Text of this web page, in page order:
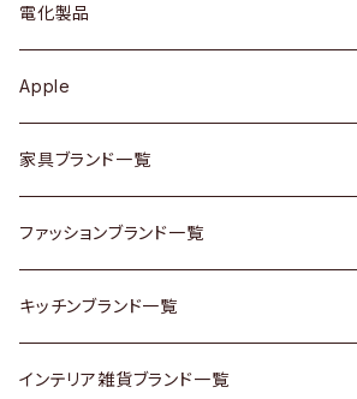
キュリオケース / 飾り棚
カップボード / 食器棚
チェスト
その他家具
Vintageヴィンテージ / Antiqueアンティーク
Designers / デザイナーズ
ワンピース
ボトムス
靴
スカーフ
腕時計
Vintage / ヴィンテージ
ケトル / ティーポット
鍋 / フライパン
Vintage / ヴィンテージ
銀製品
和物 / 作家物
その他キッチン雑貨
ギター
ベース
その他楽器
電化製品
Apple
家具ブランド一覧
ACME Furniture / アクメ ファニチャー
ACTUS / アクタス
arflex / アルフレックス
ファッションブランド一覧
agnes b / アニエス ベー
BALLY / バリー
キッチンブランド一覧
ARABIA / アラビア
インテリア雑貨ブランド一覧